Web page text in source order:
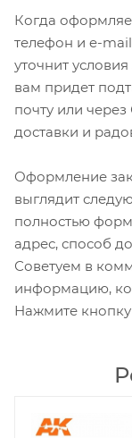
Когда
телефон и e-
уточнит
вам придет
почту или
доставки и
Оформление
выглядит
полностью
адрес, способ
Советуем в
информацию,
Нажмите